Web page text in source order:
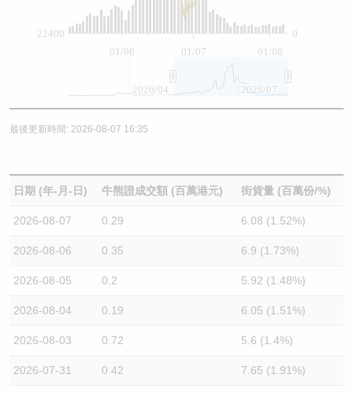
01/07
01/06 01/08
0
22400
2026/04 2026/07
最後更新時間: 2026-08-07 16:35
日期 (年-月-日) 牛熊證成交額 (百萬港元) 街貨量 (百萬份/%)
2026-08-07 0.29 6.08 (1.52%)
2026-08-06 0.35 6.9 (1.73%)
2026-08-05 0.2 5.92 (1.48%)
2026-08-04 0.19 6.05 (1.51%)
2026-08-03 0.72 5.6 (1.4%)
2026-07-31 0.42 7.65 (1.91%)